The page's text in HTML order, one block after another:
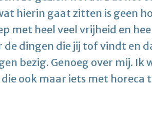
hierin gaat zitten is geen
met heel veel vrijheid en
de dingen die jij tof vindt en
bezig. Genoeg over mij.
ook maar iets met horeca